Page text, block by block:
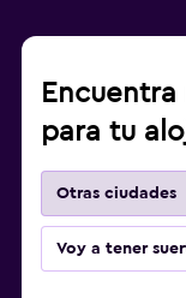
para tu
Otras ciudades
Voy a tener